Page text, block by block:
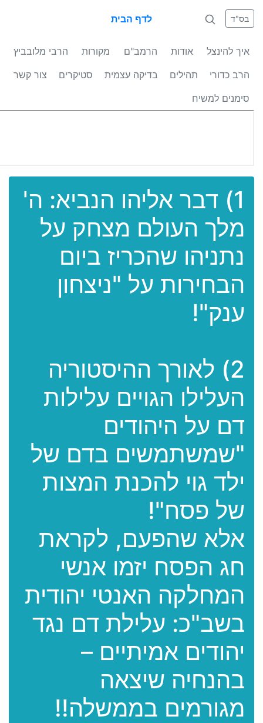
לדף הבית בס"ד
איך להינצל אודות הרמב"ם מקורות
הרבי מלובביץ
הרב כדורי
תהילים בדיקה עצמית סטיקרים
צור קשר
סימנים למשיח
1) דבר אליהו הנביא: ה'
מלך העולם מצחק על
נתניהו שהכריז ביום
הבחירות על "ניצחון
ענק"!
2) לאורך ההיסטוריה
העלילו הגויים עלילות
דם על היהודים
"שמשתמשים בדם של
ילד גוי להכנת המצות
של פסח"!
אלא שהפעם, לקראת
חג הפסח יזמו אנשי
המחלקה האנטי יהודית
בשב"כ: עלילת דם נגד
יהודים אמיתיים –
בהנחיה שיצאה
מגורמים בממשלה!!